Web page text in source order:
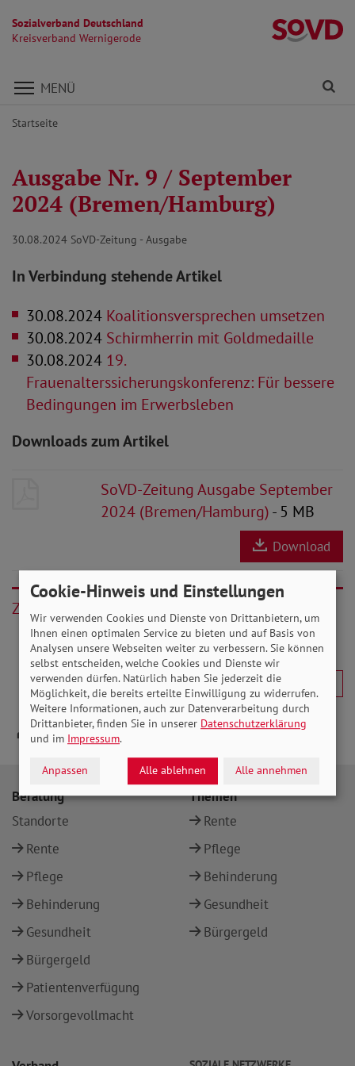
Sozialverband Deutschland
Kreisverband Wernigerode
Direkt zu den Inhalten springen
MENÜ
Startseite
Ausgabe Nr. 9 / September
2024 (Bremen/Hamburg)
30.08.2024 SoVD-Zeitung - Ausgabe
In Verbindung stehende Artikel
30.08.2024 Koalitionsversprechen umsetzen
30.08.2024 Schirmherrin mit Goldmedaille
30.08.2024 19.
Frauenalterssicherungskonferenz: Für bessere
Bedingungen im Erwerbsleben
Downloads zum Artikel
SoVD-Zeitung Ausgabe September
2024 (Bremen/Hamburg)- 5 MB
Download
Zurück
Beratung
Standorte
Rente
Pflege
Behinderung
Gesundheit
Bürgergeld
Patientenverfügung
Vorsorgevollmacht
Themen
Rente
Pflege
Behinderung
Gesundheit
Bürgergeld
Cookie-Hinweis und Einstellungen
Wir verwenden Cookies und Dienste von Drittanbietern, um
Ihnen einen optimalen Service zu bieten und auf Basis von
Analysen unsere Webseiten weiter zu verbessern. Sie können
selbst entscheiden, welche Cookies und Dienste wir
verwenden dürfen. Natürlich haben Sie jederzeit die
Möglichkeit, die bereits erteilte Einwilligung zu widerrufen.
Weitere Informationen, auch zur Datenverarbeitung durch
Drittanbieter, finden Sie in unserer Datenschutzerklärung
und im Impressum.
Anpassen Alle ablehnen Alle annehmen